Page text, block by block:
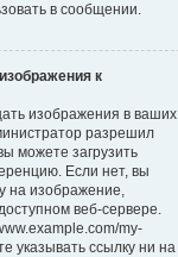
в сообщении.
к
изображения в ваших
разрешил
можете загрузить
Если нет, вы
на изображение,
веб-сервере.
my-
указывать ссылку ни на